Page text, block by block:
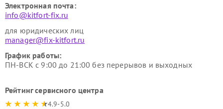
Электронная почта:
info@kitfort-fix.ru
для юридических лиц
manager@fix-kitfort.ru
График работы:
ПН-ВСК с 9:00 до 21:00 без перерывов и выходных
Рейтинг сервисного центра
4.9-5.0